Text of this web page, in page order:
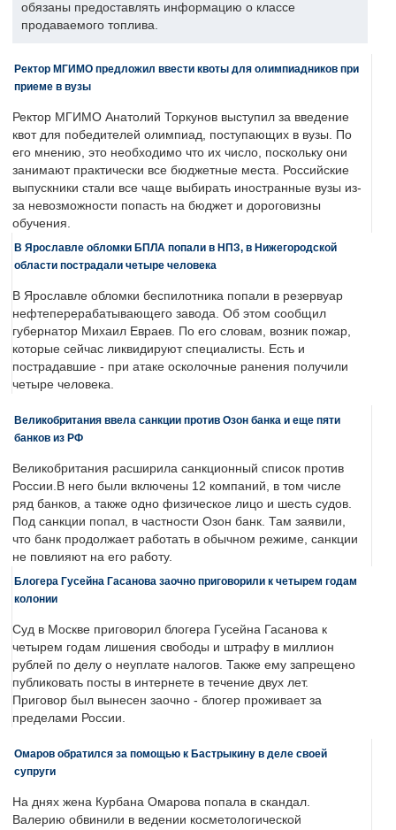
обязаны предоставлять информацию о классе
продаваемого топлива.
Ректор МГИМО предложил ввести квоты для олимпиадников при
приеме в вузы
Ректор МГИМО Анатолий Торкунов выступил за введение
квот для победителей олимпиад, поступающих в вузы. По
его мнению, это необходимо что их число, поскольку они
занимают практически все бюджетные места. Российские
выпускники стали все чаще выбирать иностранные вузы из-
за невозможности попасть на бюджет и дороговизны
обучения.
В Ярославле обломки БПЛА попали в НПЗ, в Нижегородской
области пострадали четыре человека
В Ярославле обломки беспилотника попали в резервуар
нефтеперерабатывающего завода. Об этом сообщил
губернатор Михаил Евраев. По его словам, возник пожар,
которые сейчас ликвидируют специалисты. Есть и
пострадавшие - при атаке осколочные ранения получили
четыре человека.
Великобритания ввела санкции против Озон банка и еще пяти
банков из РФ
Великобритания расширила санкционный список против
России.В него были включены 12 компаний, в том числе
ряд банков, а также одно физическое лицо и шесть судов.
Под санкции попал, в частности Озон банк. Там заявили,
что банк продолжает работать в обычном режиме, санкции
не повлияют на его работу.
Блогера Гусейна Гасанова заочно приговорили к четырем годам
колонии
Суд в Москве приговорил блогера Гусейна Гасанова к
четырем годам лишения свободы и штрафу в миллион
рублей по делу о неуплате налогов. Также ему запрещено
публиковать посты в интернете в течение двух лет.
Приговор был вынесен заочно - блогер проживает за
пределами России.
Омаров обратился за помощью к Бастрыкину в деле своей
супруги
На днях жена Курбана Омарова попала в скандал.
Валерию обвинили в ведении косметологической